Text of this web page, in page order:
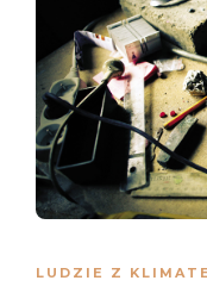
LUDZIE Z